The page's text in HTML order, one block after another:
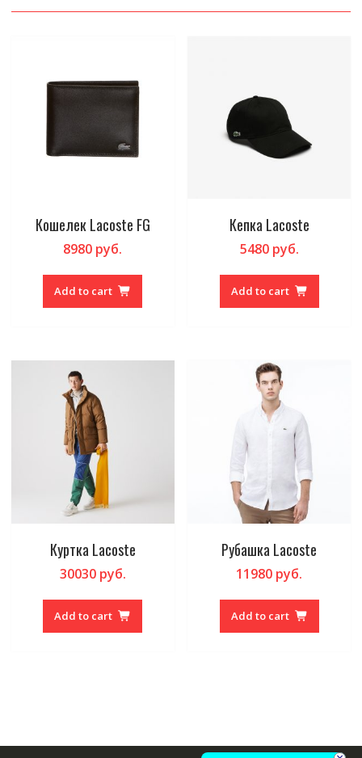
Кошелек Lacoste FG
8980 руб.
Add to cart
Кепка Lacoste
5480руб.
Add to cart
Куртка Lacoste
30030руб.
Add to cart
Рубашка Lacoste
11980 руб.
Add to cart